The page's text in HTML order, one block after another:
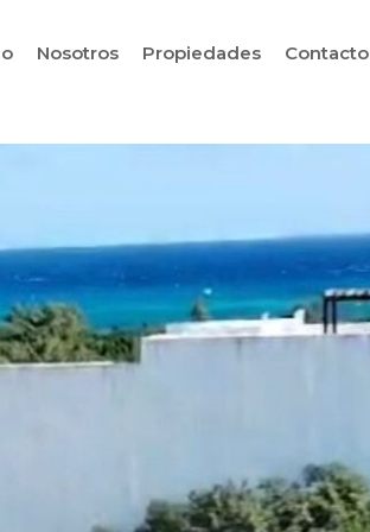
Nosotros Propiedades Contacto